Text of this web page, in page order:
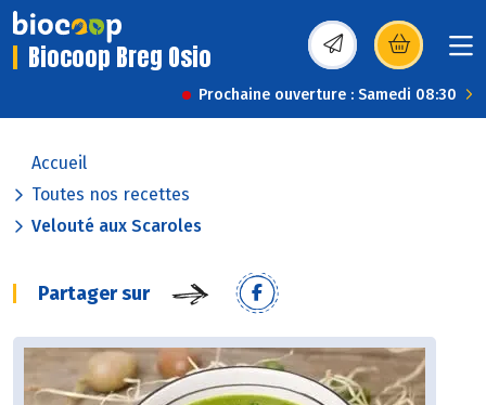
Biocoop Breg Osio (s’ouvre dans une
Prochaine ouverture : Samedi 08:30
Accueil
Toutes nos recettes
Velouté aux Scaroles
Partager sur